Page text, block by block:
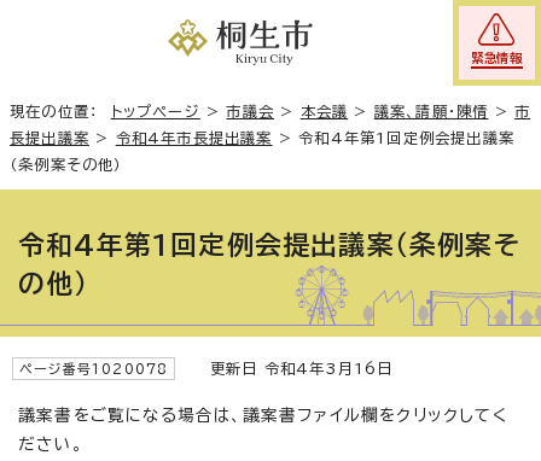
緊急情報
現在の位置： トップページ >市議会 > 本会議 > 議案、請願・陳情 >市
長提出議案 > 令和4年市長提出議案 >令和4年第1回定例会提出議案
（条例案その他）
令和4年第1回定例会提出議案（条例案そ
の他）
ページ番号1020078 更新日 令和4年3月16日
議案書をご覧になる場合は、議案書ファイル欄をクリックしてく
ださい。